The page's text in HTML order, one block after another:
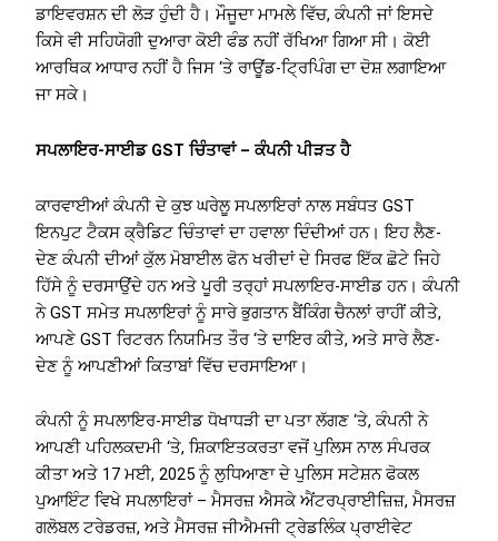
ਡਾਇਵਰਸ਼ਨ ਦੀ ਲੋੜ ਹੁੰਦੀ ਹੈ। ਮੌਜੂਦਾ ਮਾਮਲੇ ਵਿੱਚ, ਕੰਪਨੀ ਜਾਂ ਇਸਦੇ
ਕਿਸੇ ਵੀ ਸਹਿਯੋਗੀ ਦੁਆਰਾ ਕੋਈ ਫੰਡ ਨਹੀਂ ਰੱਖਿਆ ਗਿਆ ਸੀ। ਕੋਈ
ਆਰਥਿਕ ਆਧਾਰ ਨਹੀਂ ਹੈ ਜਿਸ ‘ਤੇ ਰਾਊਂਡ-ਟ੍ਰਿਪਿੰਗ ਦਾ ਦੋਸ਼ ਲਗਾਇਆ
ਜਾ ਸਕੇ।
ਸਪਲਾਇਰ-ਸਾਈਡ GST ਚਿੰਤਾਵਾਂ – ਕੰਪਨੀ ਪੀੜਤ ਹੈ
ਕਾਰਵਾਈਆਂ ਕੰਪਨੀ ਦੇ ਕੁਝ ਘਰੇਲੂ ਸਪਲਾਇਰਾਂ ਨਾਲ ਸਬੰਧਤ GST
ਇਨਪੁਟ ਟੈਕਸ ਕ੍ਰੈਡਿਟ ਚਿੰਤਾਵਾਂ ਦਾ ਹਵਾਲਾ ਦਿੰਦੀਆਂ ਹਨ। ਇਹ ਲੈਣ-
ਦੇਣ ਕੰਪਨੀ ਦੀਆਂ ਕੁੱਲ ਮੋਬਾਈਲ ਫੋਨ ਖਰੀਦਾਂ ਦੇ ਸਿਰਫ ਇੱਕ ਛੋਟੇ ਜਿਹੇ
ਹਿੱਸੇ ਨੂੰ ਦਰਸਾਉਂਦੇ ਹਨ ਅਤੇ ਪੂਰੀ ਤਰ੍ਹਾਂ ਸਪਲਾਇਰ-ਸਾਈਡ ਹਨ। ਕੰਪਨੀ
ਨੇ GST ਸਮੇਤ ਸਪਲਾਇਰਾਂ ਨੂੰ ਸਾਰੇ ਭੁਗਤਾਨ ਬੈਂਕਿੰਗ ਚੈਨਲਾਂ ਰਾਹੀਂ ਕੀਤੇ,
ਆਪਣੇ GST ਰਿਟਰਨ ਨਿਯਮਿਤ ਤੌਰ ‘ਤੇ ਦਾਇਰ ਕੀਤੇ, ਅਤੇ ਸਾਰੇ ਲੈਣ-
ਦੇਣ ਨੂੰ ਆਪਣੀਆਂ ਕਿਤਾਬਾਂ ਵਿੱਚ ਦਰਸਾਇਆ।
ਕੰਪਨੀ ਨੂੰ ਸਪਲਾਇਰ-ਸਾਈਡ ਧੋਖਾਧੜੀ ਦਾ ਪਤਾ ਲੱਗਣ ‘ਤੇ, ਕੰਪਨੀ ਨੇ
ਆਪਣੀ ਪਹਿਲਕਦਮੀ ‘ਤੇ, ਸ਼ਿਕਾਇਤਕਰਤਾ ਵਜੋਂ ਪੁਲਿਸ ਨਾਲ ਸੰਪਰਕ
ਕੀਤਾ ਅਤੇ 17 ਮਈ, 2025 ਨੂੰ ਲੁਧਿਆਣਾ ਦੇ ਪੁਲਿਸ ਸਟੇਸ਼ਨ ਫੋਕਲ
ਪੁਆਇੰਟ ਵਿਖੇ ਸਪਲਾਇਰਾਂ – ਮੈਸਰਜ਼ ਐਸਕੇ ਐਂਟਰਪ੍ਰਾਈਜ਼ਿਜ਼, ਮੈਸਰਜ਼
ਗਲੋਬਲ ਟਰੇਡਰਜ਼, ਅਤੇ ਮੈਸਰਜ਼ ਜੀਐਮਜੀ ਟ੍ਰੇਡਲਿੰਕ ਪ੍ਰਾਈਵੇਟ